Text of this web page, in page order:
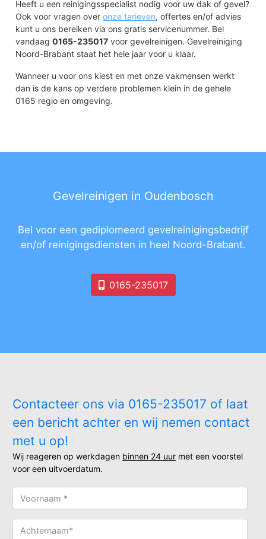
Heeft u een reinigingsspecialist nodig voor uw dak of gevel?
Ook voor vragen overonze tarieven, offertes en/of advies
kunt u ons bereiken via ons gratis servicenummer. Bel
vandaag0165-235017 voor gevelreinigen. Gevelreiniging
Noord-Brabant staat het hele jaar voor u klaar.
Wanneer u voor ons kiest en met onze vakmensen werkt
dan is de kans op verdere problemen klein in de gehele
0165 regio en omgeving.
Gevelreinigen in Oudenbosch
Bel voor een gediplomeerd gevelreinigingsbedrijf
en/of reinigingsdiensten in heel Noord-Brabant.
0165-235017
Contacteer ons via 0165-235017 of laat
een bericht achter en wij nemen contact
met u op!
Wij reageren op werkdagen binnen 24 uur met een voorstel
voor een uitvoerdatum.